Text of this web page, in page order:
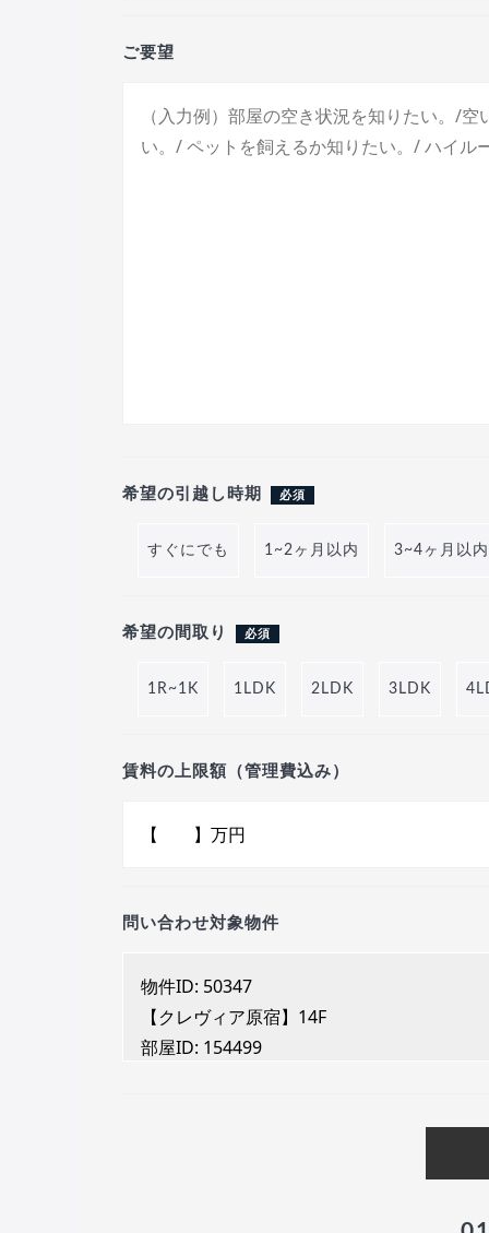
ご要望
希望の引越し時期 必須
すぐにでも 1~2ヶ月以内 3~4ヶ月以内
希望の間取り 必須
1R~1K 1LDK 2LDK 3LDK
賃料の上限額（管理費込み）
問い合わせ対象物件